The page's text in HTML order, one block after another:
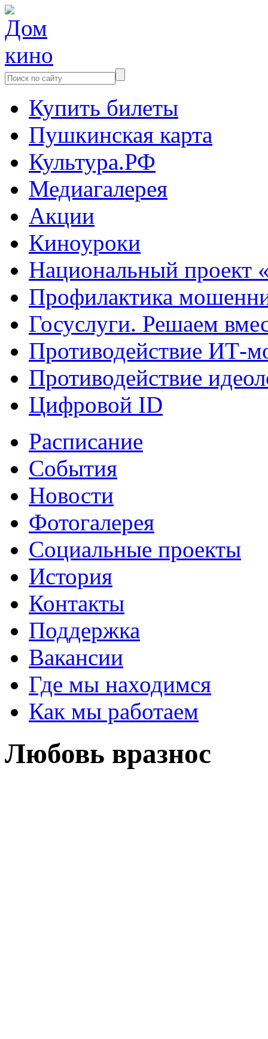
Купить билеты
Пушкинская карта
Культура.РФ
Медиагалерея
Акции
Киноуроки
Национальный проект
Профилактика
Госуслуги. Решаем
Противодействие ИТ-
Противодействие
Цифровой ID
Расписание
События
Новости
Фотогалерея
Социальные проекты
История
Контакты
Поддержка
Вакансии
Где мы находимся
Как мы работаем
Любовь вразнос